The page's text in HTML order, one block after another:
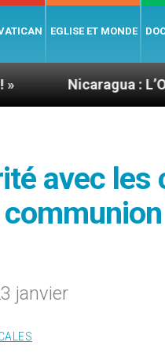
EGLISE ET MONDE
: L’ONU exige
avec les
janvier